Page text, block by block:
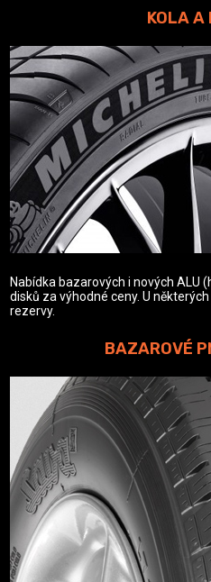
KOLA A
Nabídka bazarových i nových ALU
disků za výhodné ceny. U
rezervy.
BAZAROVÉ